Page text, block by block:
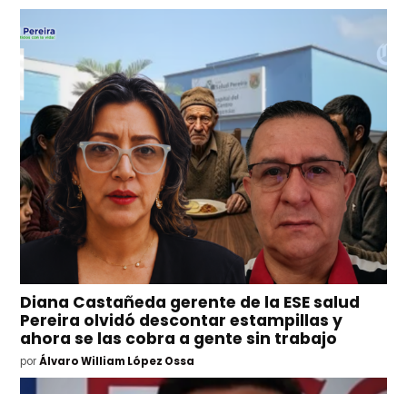
Diana Castañeda gerente de la ESE salud
Pereira olvidó descontar estampillas y
ahora se las cobra a gente sin trabajo
por Álvaro William López Ossa